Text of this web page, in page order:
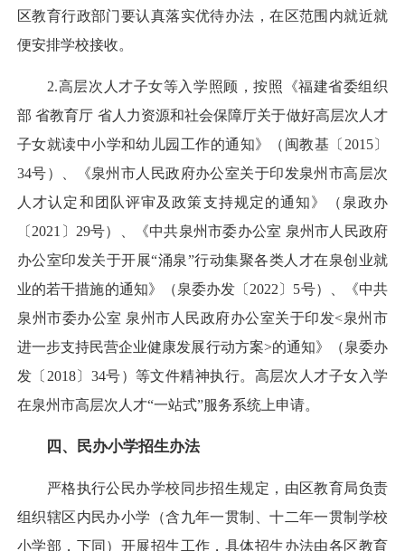
区教育行政部门要认真落实优待办法，在区范围内就近就
便安排学校接收。
2.高层次人才子女等入学照顾，按照《福建省委组织
部 省教育厅 省人力资源和社会保障厅关于做好高层次人才
子女就读中小学和幼儿园工作的通知》（闽教基〔2015〕
34号）、《泉州市人民政府办公室关于印发泉州市高层次
人才认定和团队评审及政策支持规定的通知》（泉政办
〔2021〕29号）、《中共泉州市委办公室 泉州市人民政府
办公室印发关于开展“涌泉”行动集聚各类人才在泉创业就
业的若干措施的通知》（泉委办发〔2022〕5号）、《中共
泉州市委办公室 泉州市人民政府办公室关于印发<泉州市
进一步支持民营企业健康发展行动方案>的通知》（泉委办
发〔2018〕34号）等文件精神执行。高层次人才子女入学
在泉州市高层次人才“一站式”服务系统上申请。
四、民办小学招生办法
严格执行公民办学校同步招生规定，由区教育局负责
组织辖区内民办小学（含九年一贯制、十二年一贯制学校
小学部，下同）开展招生工作，具体招生办法由各区教育